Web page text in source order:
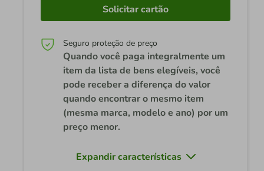
Solicitar cartão
Seguro proteção de preço
Quando você paga integralmente um
item da lista de bens elegíveis, você
pode receber a diferença do valor
quando encontrar o mesmo item
(mesma marca, modelo e ano) por um
preço menor.
Expandir características